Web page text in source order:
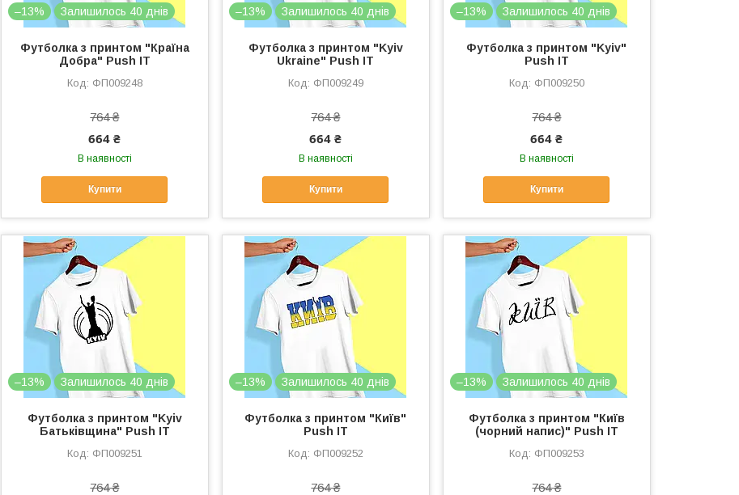
–13% Залишилось 40 днів
Футболка з принтом "Країна
Добра" Push IT
ФП009248
764 ₴
664 ₴
В наявності
Купити
–13% Залишилось 40 днів
Футболка з принтом "Kyiv
Ukraine" Push IT
ФП009249
764 ₴
664 ₴
В наявності
Купити
–13% Залишилось 40 днів
Футболка з принтом "Kyiv"
Push IT
ФП009250
764 ₴
664 ₴
В наявності
Купити
–13% Залишилось 40 днів
Футболка з принтом "Kyiv
Батьківщина" Push IT
ФП009251
764 ₴
–13% Залишилось 40 днів
Футболка з принтом "Київ"
Push IT
ФП009252
764 ₴
–13% Залишилось 40 днів
Футболка з принтом "Київ
(чорний напис)" Push IT
ФП009253
764 ₴